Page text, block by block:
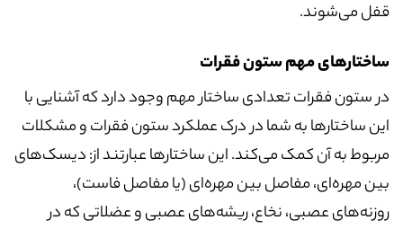
قفل می‌شوند.
ساختارهای مهم ستون فقرات
در ستون فقرات تعدادی ساختار مهم وجود دارد که آشنایی با
این ساختارها به شما در درک عملکرد ستون فقرات و مشکلات
مربوط به آن کمک می‌کند. این ساختارها عبارتند از: دیسک‌های
بین مهره‌ای، مفاصل بین مهره‌ای (یا مفاصل فاست)،
روزنه‌های عصبی، نخاع، ریشه‌های عصبی و عضلاتی که در